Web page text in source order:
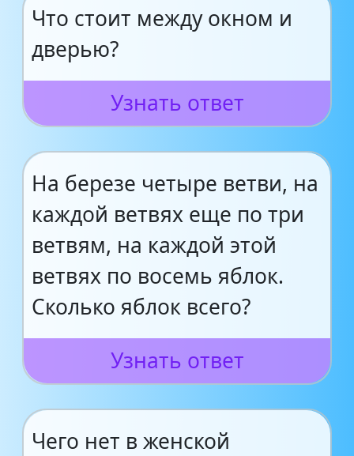
Что стоит между окном и
дверью?
Узнать ответ
На березе четыре ветви, на
каждой ветвях еще по три
ветвям, на каждой этой
ветвях по восемь яблок.
Сколько яблок всего?
Узнать ответ
Чего нет в женской